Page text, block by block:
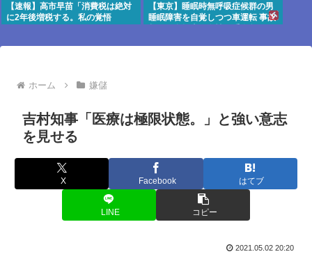
【速報】高市早苗「消費税は絶対
に2年後増税する。私の覚悟
【東京】睡眠時無呼吸症候群の男
睡眠障害を自覚しつつ車運転 事故
ホーム 嫌儲
吉村知事「医療は極限状態。」と強い意志
を見せる
X Facebook はてブ
LINE コピー
2021.05.02 20:20